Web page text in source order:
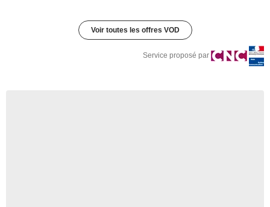
Voir toutes les offres VOD
Service proposé par